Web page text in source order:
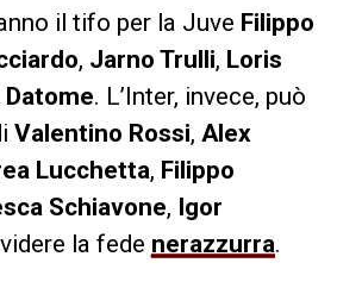
il tifo per la Juve Filippo
, Jarno Trulli, Loris
Datome. L’Inter, invece, può
Valentino Rossi, Alex
Lucchetta, Filippo
Schiavone, Igor
la fede nerazzurra.